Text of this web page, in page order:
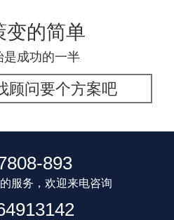
变的简单
是成功的一半
顾问要个方案吧
893
服务，欢迎来电咨询